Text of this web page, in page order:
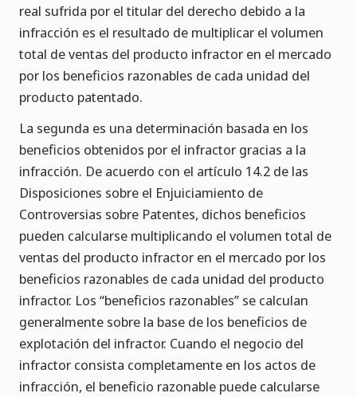
real sufrida por el titular del derecho debido a la
infracción es el resultado de multiplicar el volumen
total de ventas del producto infractor en el mercado
por los beneficios razonables de cada unidad del
producto patentado.
La segunda es una determinación basada en los
beneficios obtenidos por el infractor gracias a la
infracción. De acuerdo con el artículo 14.2 de las
Disposiciones sobre el Enjuiciamiento de
Controversias sobre Patentes, dichos beneficios
pueden calcularse multiplicando el volumen total de
ventas del producto infractor en el mercado por los
beneficios razonables de cada unidad del producto
infractor. Los “beneficios razonables” se calculan
generalmente sobre la base de los beneficios de
explotación del infractor. Cuando el negocio del
infractor consista completamente en los actos de
infracción, el beneficio razonable puede calcularse